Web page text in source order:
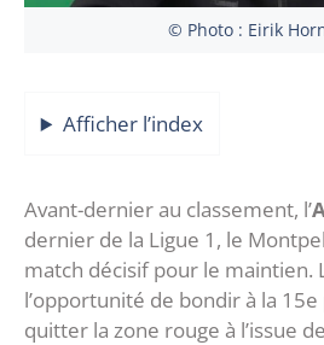
© Photo : Eirik
Afficher l’index
Avant-dernier au classement, l’
dernier de la Ligue 1, le
match décisif pour le maintien.
l’opportunité de bondir à la
quitter la zone rouge à l’issue